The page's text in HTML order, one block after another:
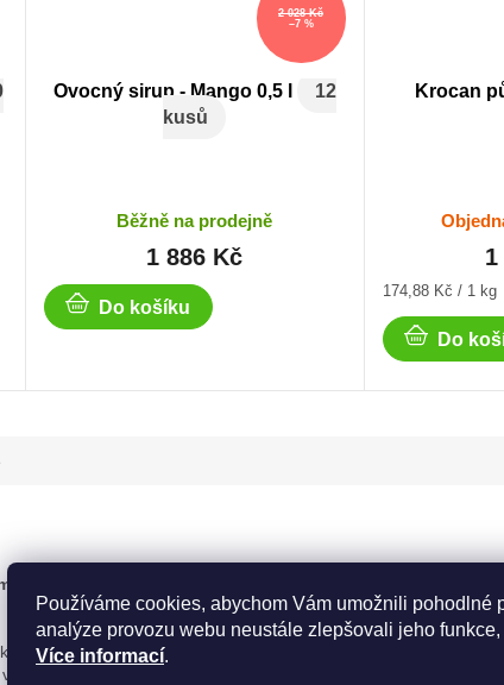
Používáme cookies, abychom Vám umožnili pohodlné
analýze provozu webu neustále zlepšovali jeho
Více informací.
2 028 Kč
–7 %
Ovocný sirup - Mango 0,5 l
12
kusů
Běžně na prodejně
1 886 Kč
Do košíku
Krocan
1
Měrná
174,88 Kč / 1 kg
Do
maso
čemuž získávají výraznější chuť, pevnější strukturu a lepší
dává masu